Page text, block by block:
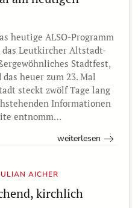
heutige ALSO-Programm
das Leutkircher Altstadt-
Stadtfest,
heuer zum 23. Mal
steckt zwölf Tage lang
Informationen
entnomm…
weiterlesen
AICHER
kirchlich